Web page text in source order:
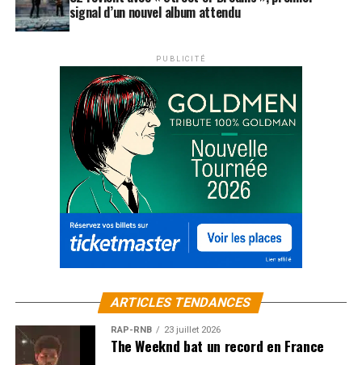
signal d’un nouvel album attendu
PUBLICITÉ
ARTICLES TENDANCES
RAP-RNB 23 juillet 2026
The Weeknd bat un record en France